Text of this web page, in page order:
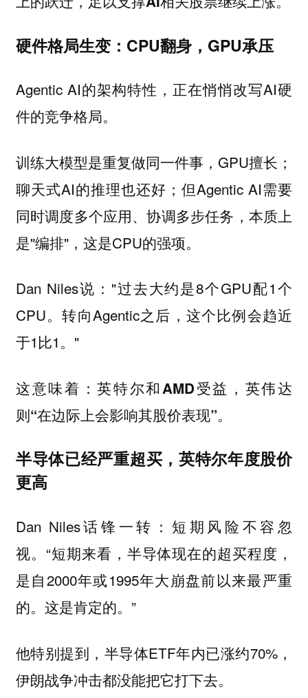
硬件格局生变：CPU翻身，GPU承压
Agentic AI的架构特性，正在悄悄改写AI硬
件的竞争格局。
训练大模型是重复做同一件事，GPU擅长；
聊天式AI的推理也还好；但Agentic AI需要
同时调度多个应用、协调多步任务，本质上
是"编排"，这是CPU的强项。
Dan Niles说："过去大约是8个GPU配1个
CPU。转向Agentic之后，这个比例会趋近
于1比1。"
这意味着：英特尔和AMD受益，英伟达
则“在边际上会影响其股价表现”。
半导体已经严重超买，英特尔年度股价
更高
Dan Niles话锋一转：短期风险不容忽
视。“短期来看，半导体现在的超买程度，
是自2000年或1995年大崩盘前以来最严重
的。这是肯定的。”
他特别提到，半导体ETF年内已涨约70%，
伊朗战争冲击都没能把它打下去。